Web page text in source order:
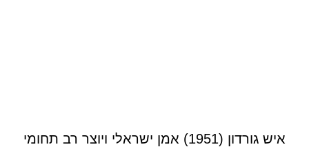
איש גורדון (1951) אמן ישראלי ויוצר רב תחומי